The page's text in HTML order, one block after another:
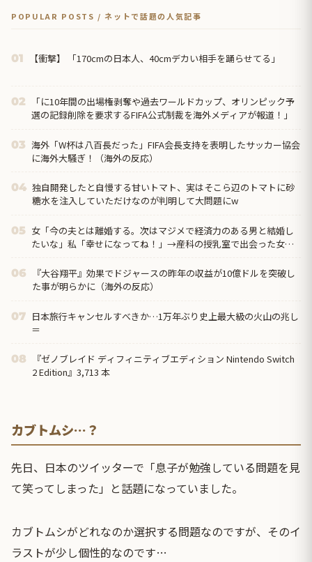
POPULAR POSTS / ネットで話題の人気記事
01 【衝撃】 「170cmの日本人、40cmデカい相手を踊らせてる」
02
「に10年間の出場権剥奪や過去ワールドカップ、オリンピック予
選の記録削除を要求するFIFA公式制裁を海外メディアが報道！」
03 海外「W杯は八百長だった」FIFA会長支持を表明したサッカー協会
に海外大騒ぎ！（海外の反応）
04 独自開発したと自慢する甘いトマト、実はそこら辺のトマトに砂
糖水を注入していただけなのが判明して大問題にw
05 女「今の夫とは離婚する。次はマジメで経済力のある男と結婚し
たいな」私「幸せになってね！」→産科の授乳室で出会った女性
06
『大谷翔平』効果でドジャースの昨年の収益が10億ドルを突破し
た事が明らかに（海外の反応）
07 日本旅行キャンセルすべきか…1万年ぶり史上最大級の火山の兆し
＝
08
『ゼノブレイド ディフィニティブエディション Nintendo Switch
2 Edition』3,713 本
カブトムシ…？
先日、日本のツイッターで「息子が勉強している問題を見
て笑ってしまった」と話題になっていました。
カブトムシがどれなのか選択する問題なのですが、そのイ
ラストが少し個性的なのです…